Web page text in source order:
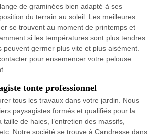
de graminées bien adapté à ses
du terrain au soleil. Les meilleures
se trouvent au moment de printemps et
si les températures sont plus tendres.
peuvent germer plus vite et plus aisément.
pour ensemencer votre pelouse
tonte professionnel
tous les travaux dans votre jardin. Nous
paysagistes formés et qualifiés pour la
de haies, l’entretien des massifs,
Notre société se trouve à Candresse dans